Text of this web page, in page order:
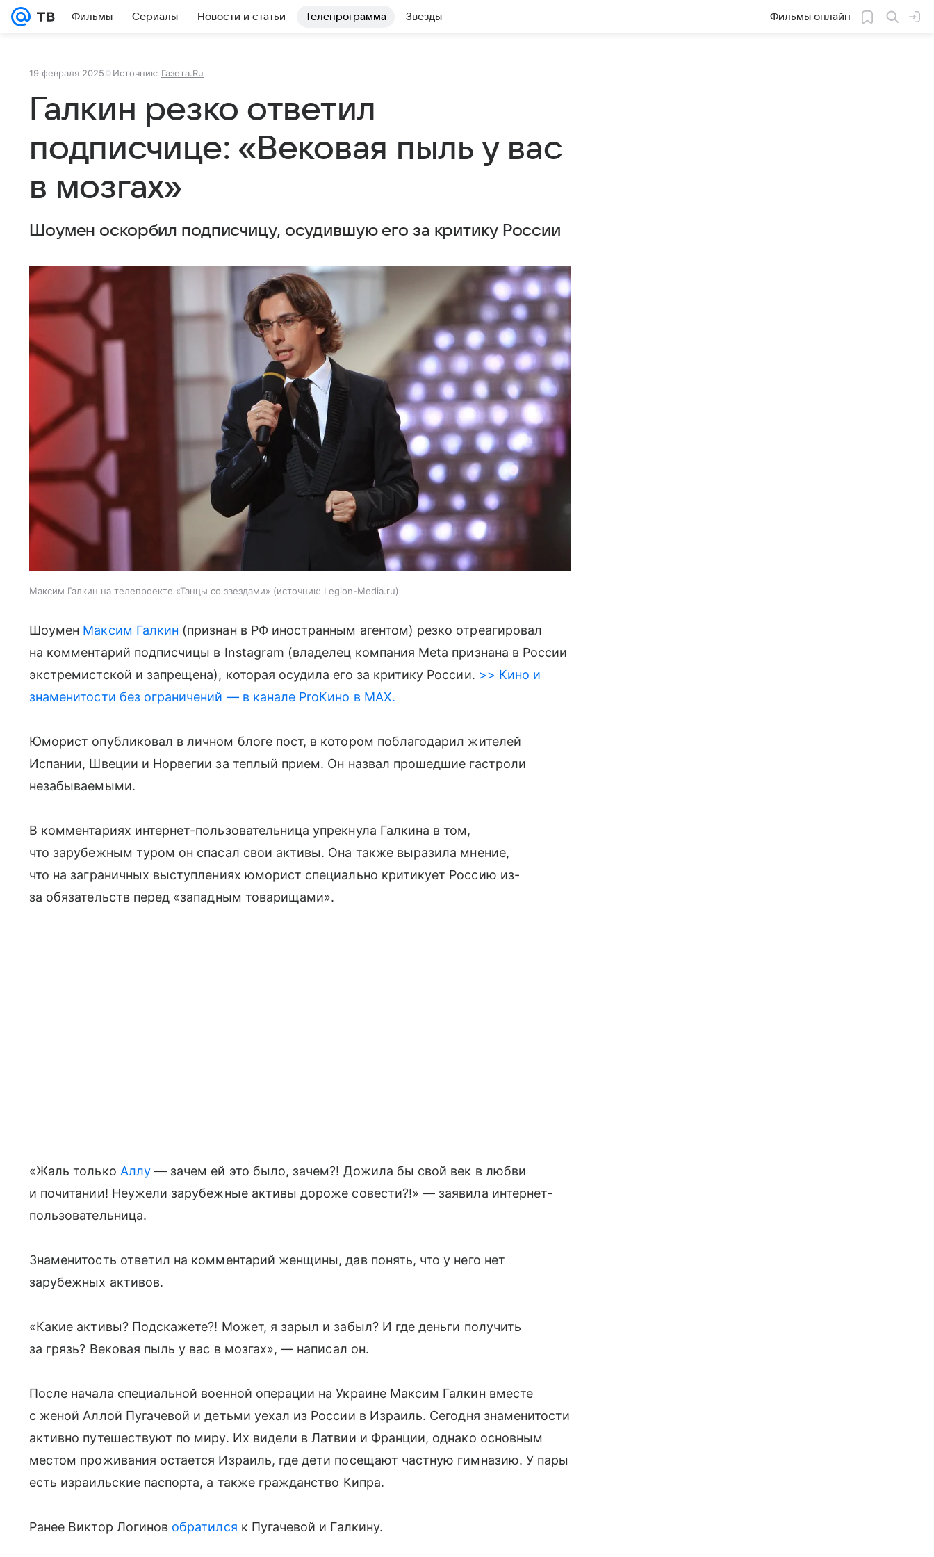
Фильмы Сериалы Новости и статьи Телепрограмма Звезды Фильмы онлайн
19 февраля 2025 Источник: Газета.Ru
Галкин резко ответил
подписчице: «Вековая пыль у вас
в мозгах»
Шоумен оскорбил подписчицу, осудившую его за критику России
Максим Галкин на телепроекте «Танцы со звездами» источник: Legion-Media.ru
Шоумен Максим Галкин (признан в РФ иностранным агентом) резко отреагировал
на комментарий подписчицы в Instagram (владелец компания Meta признана в России
экстремистской и запрещена), которая осудила его за критику России. >> Кино и
знаменитости без ограничений — в канале ProКино в MAX.
Юморист опубликовал в личном блоге пост, в котором поблагодарил жителей
Испании, Швеции и Норвегии за теплый прием. Он назвал прошедшие гастроли
незабываемыми.
В комментариях интернет-пользовательница упрекнула Галкина в том,
что зарубежным туром он спасал свои активы. Она также выразила мнение,
что на заграничных выступлениях юморист специально критикует Россию из-
за обязательств перед «западным товарищами».
«Жаль только Аллу— зачем ей это было, зачем?! Дожила бы свой век в любви
и почитании! Неужели зарубежные активы дороже совести?!» — заявила интернет-
пользовательница.
Знаменитость ответил на комментарий женщины, дав понять, что у него нет
зарубежных активов.
«Какие активы? Подскажете?! Может, я зарыл и забыл? И где деньги получить
за грязь? Вековая пыль у вас в мозгах», — написал он.
После начала специальной военной операции на Украине Максим Галкин вместе
с женой Аллой Пугачевой и детьми уехал из России в Израиль. Сегодня знаменитости
активно путешествуют по миру. Их видели в Латвии и Франции, однако основным
местом проживания остается Израиль, где дети посещают частную гимназию. У пары
есть израильские паспорта, а также гражданство Кипра.
Ранее Виктор Логинов обратился к Пугачевой и Галкину.